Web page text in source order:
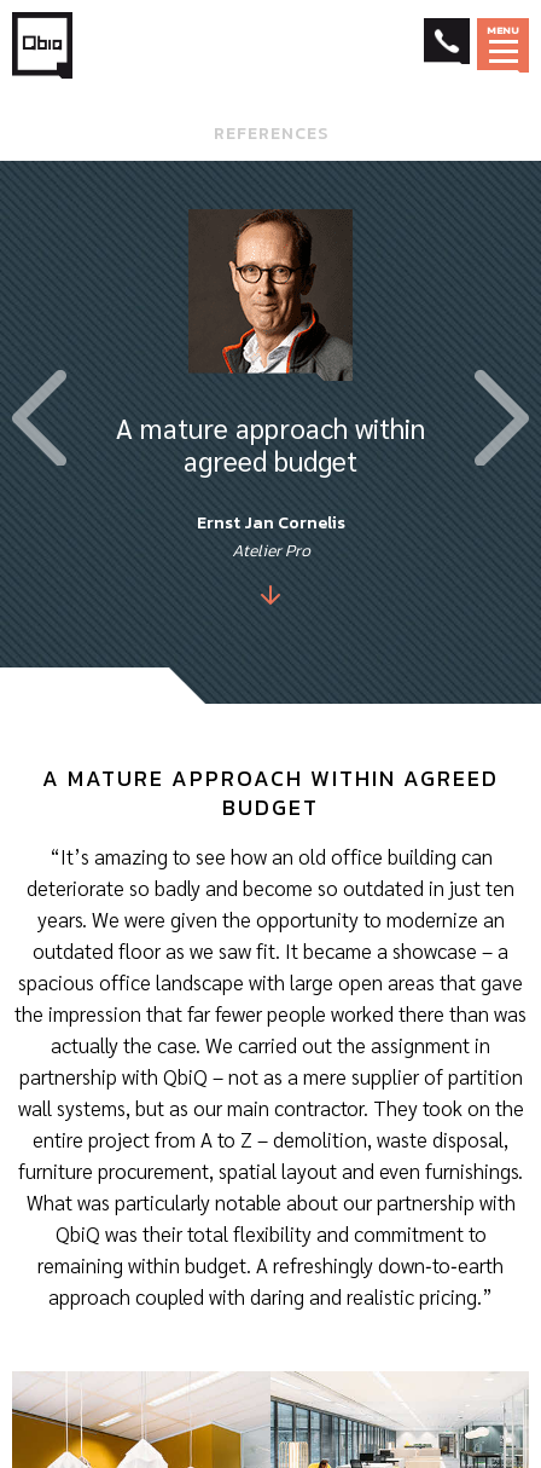
MENU
REFERENCES
A mature approach within
agreed budget
Ernst Jan Cornelis
Atelier Pro
A MATURE APPROACH WITHIN AGREED
BUDGET
“It’s amazing to see how an old office building can
deteriorate so badly and become so outdated in just ten
years. We were given the opportunity to modernize an
outdated floor as we saw fit. It became a showcase – a
spacious office landscape with large open areas that gave
the impression that far fewer people worked there than was
actually the case. We carried out the assignment in
partnership with QbiQ – not as a mere supplier of partition
wall systems, but as our main contractor. They took on the
entire project from A to Z – demolition, waste disposal,
furniture procurement, spatial layout and even furnishings.
What was particularly notable about our partnership with
QbiQ was their total flexibility and commitment to
remaining within budget. A refreshingly down‑to‑earth
approach coupled with daring and realistic pricing.”